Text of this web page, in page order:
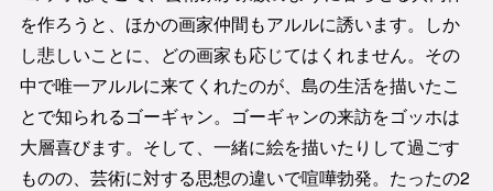
を作ろうと、ほかの画家仲間もアルルに誘います。しか
し悲しいことに、どの画家も応じてはくれません。その
中で唯一アルルに来てくれたのが、島の生活を描いたこ
とで知られるゴーギャン。ゴーギャンの来訪をゴッホは
大層喜びます。そして、一緒に絵を描いたりして過ごす
ものの、芸術に対する思想の違いで喧嘩勃発。たったの2